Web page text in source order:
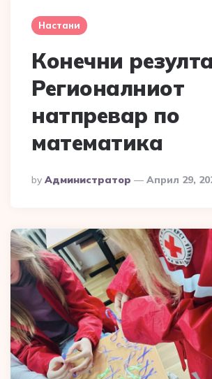
Настани
Конечни
Регионалниот
натпревар по
математика
Posted
By
By Администратор Април 29,